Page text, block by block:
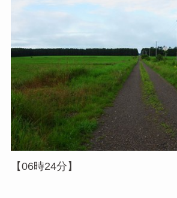
【06時24分】